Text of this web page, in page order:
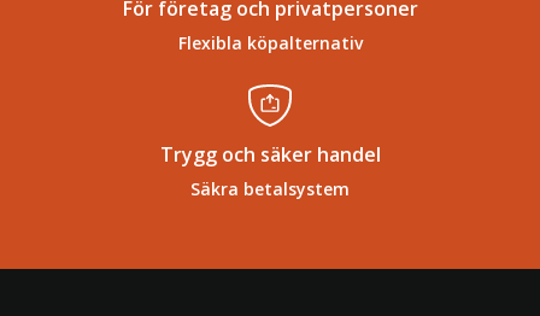
För företag och privatpersoner
Flexibla köpalternativ
Trygg och säker handel
Säkra betalsystem